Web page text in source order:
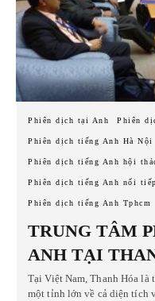
Phiên dịch tại Anh Phiên
Phiên dịch tiếng Anh Hà Nội
Phiên dịch tiếng Anh hội
Phiên dịch tiếng Anh nối tiếp
Phiên dịch tiếng Anh Tphcm
TRUNG TÂM
ANH TẠI
Tại Việt Nam, Thanh Hóa là
một tỉnh lớn về cả diện tích